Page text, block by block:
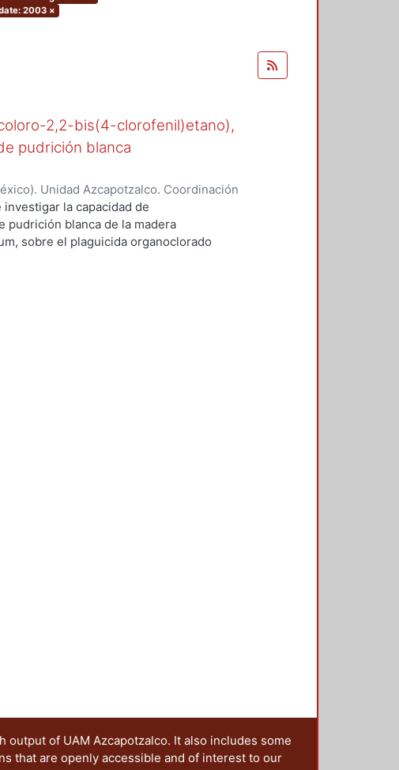
2003 ×
2,2-bis(4-clorofenil)etano),
pudrición blanca
Unidad Azcapotzalco. Coordinación
Colín, María del Rocío
la capacidad de
pudrición blanca de la madera
sobre el plaguicida organoclorado
of UAM Azcapotzalco. It also includes some
that are openly accessible and of interest to our